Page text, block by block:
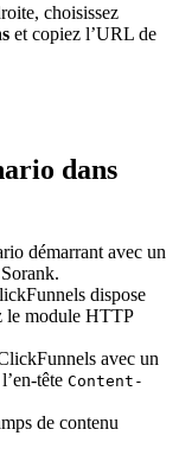
choisissez
et copiez l’URL de
dans
démarrant avec un
dispose
le module HTTP
avec un
tête Content-
de contenu